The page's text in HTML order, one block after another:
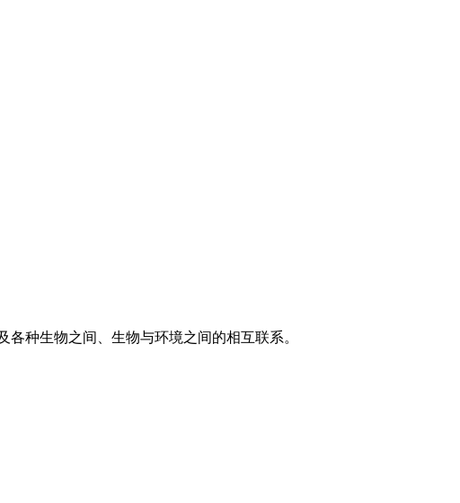
种生物之间、生物与环境之间的相互联系。